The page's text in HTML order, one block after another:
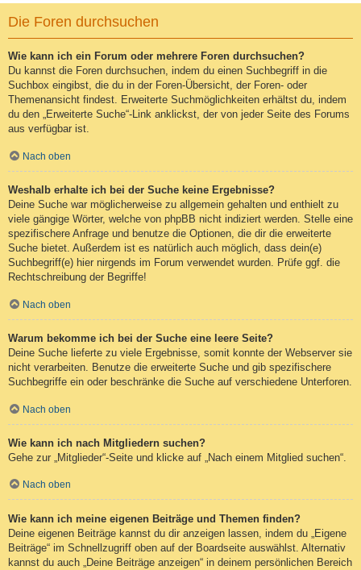
Die Foren durchsuchen
Wie kann ich ein Forum oder mehrere Foren durchsuchen?
Du kannst die Foren durchsuchen, indem du einen Suchbegriff in die
Suchbox eingibst, die du in der Foren-Übersicht, der Foren- oder
Themenansicht findest. Erweiterte Suchmöglichkeiten erhältst du, indem
du den „Erweiterte Suche“-Link anklickst, der von jeder Seite des Forums
aus verfügbar ist.
Nach oben
Weshalb erhalte ich bei der Suche keine Ergebnisse?
Deine Suche war möglicherweise zu allgemein gehalten und enthielt zu
viele gängige Wörter, welche von phpBB nicht indiziert werden. Stelle eine
spezifischere Anfrage und benutze die Optionen, die dir die erweiterte
Suche bietet. Außerdem ist es natürlich auch möglich, dass dein(e)
Suchbegriff(e) hier nirgends im Forum verwendet wurden. Prüfe ggf. die
Rechtschreibung der Begriffe!
Nach oben
Warum bekomme ich bei der Suche eine leere Seite?
Deine Suche lieferte zu viele Ergebnisse, somit konnte der Webserver sie
nicht verarbeiten. Benutze die erweiterte Suche und gib spezifischere
Suchbegriffe ein oder beschränke die Suche auf verschiedene Unterforen.
Nach oben
Wie kann ich nach Mitgliedern suchen?
Gehe zur „Mitglieder“-Seite und klicke auf „Nach einem Mitglied suchen“.
Nach oben
Wie kann ich meine eigenen Beiträge und Themen finden?
Deine eigenen Beiträge kannst du dir anzeigen lassen, indem du „Eigene
Beiträge“ im Schnellzugriff oben auf der Boardseite auswählst. Alternativ
kannst du auch „Deine Beiträge anzeigen“ in deinem persönlichen Bereich